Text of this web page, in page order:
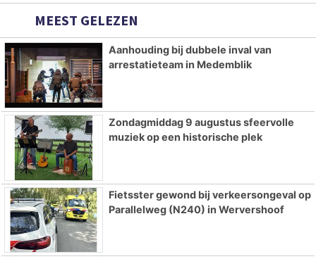
MEEST GELEZEN
Aanhouding bij dubbele inval van
arrestatieteam in Medemblik
Zondagmiddag 9 augustus sfeervolle
muziek op een historische plek
Fietsster gewond bij verkeersongeval op
Parallelweg (N240) in Wervershoof